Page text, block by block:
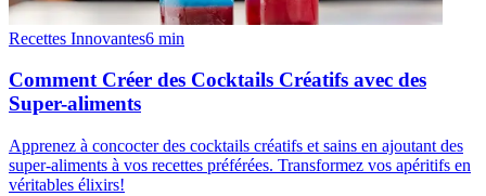
Recettes Innovantes6 min
Comment Créer des Cocktails Créatifs avec des
Super-aliments
Apprenez à concocter des cocktails créatifs et sains en ajoutant des
super-aliments à vos recettes préférées. Transformez vos apéritifs en
véritables élixirs!